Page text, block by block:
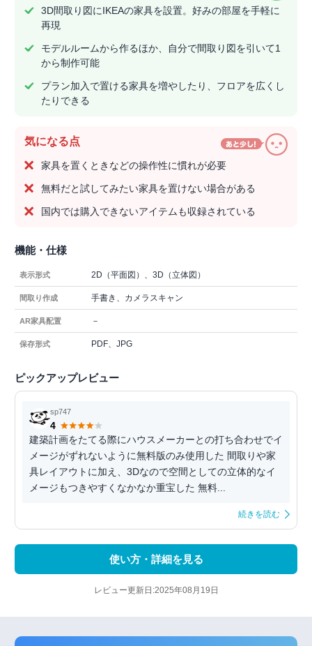
3D間取り図にIKEAの家具を設置。好みの部屋を手軽に
再現
モデルルームから作るほか、自分で間取り図を引いて1
から制作可能
プラン加入で置ける家具を増やしたり、フロアを広くし
たりできる
気になる点
家具を置くときなどの操作性に慣れが必要
無料だと試してみたい家具を置けない場合がある
国内では購入できないアイテムも収録されている
機能・仕様
表示形式 2D（平面図）、3D（立体図）
間取り作成 手書き、カメラスキャン
AR家具配置 －
保存形式 PDF、JPG
ピックアップレビュー
sp747
4
建築計画をたてる際にハウスメーカーとの打ち合わせでイ
メージがずれないように無料版のみ使用した 間取りや家
具レイアウトに加え、3Dなので空間としての立体的なイ
メージもつきやすくなかなか重宝した 無料...
続きを読む
使い方・詳細を見る
レビュー更新日:2025年08月19日